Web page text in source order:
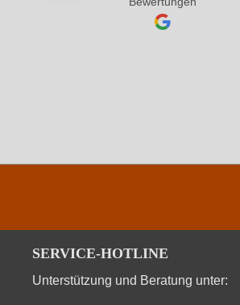
SERVICE-HOTLINE
Unterstützung und Beratung unter: